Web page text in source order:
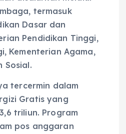
termasuk
Dasar dan
Pendidikan Tinggi,
Kementerian Agama,
Sosial.
tercermin dalam
Gratis yang
triliun. Program
pos anggaran